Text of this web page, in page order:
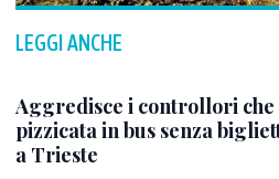
LEGGI ANCHE
Aggredisce i controllori che
pizzicata in bus senza
a Trieste